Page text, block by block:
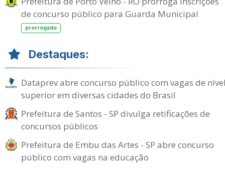
de concurso público para Guarda Municipal
prorrogado
Destaques:
Dataprev abre concurso público com vagas de
superior em diversas cidades do Brasil
Prefeitura de Santos - SP divulga retificações de
concursos públicos
Prefeitura de Embu das Artes - SP abre concurso
público com vagas na educação